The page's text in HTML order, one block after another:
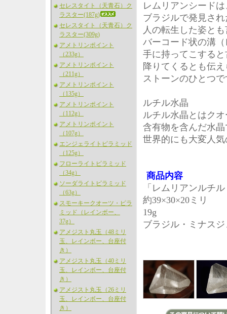
セレスタイト（天青石）ク
ラスター(187g)
セレスタイト（天青石）ク
ラスター(309g)
アメトリンポイント
（233g）
アメトリンポイント
（211g）
アメトリンポイント
（135g）
アメトリンポイント
（112g）
アメトリンポイント
（107g）
エンジェライトピラミッド
（125g）
フローライトピラミッド
（34g）
ソーダライトピラミッド
（63g）
スモーキークオーツ・ピラ
ミッド（レインボー、
37g）
アメジスト丸玉（48ミリ
玉、レインボー、台座付
き）
アメジスト丸玉（40ミリ
玉、レインボー、台座付
き）
アメジスト丸玉（26ミリ
玉、レインボー、台座付
き）
レムリアンシード
ブラジルで発見さ
人の転生した姿と
バーコード状の溝
手に持ってこする
降りてくるとも伝
ストーンのひとつで
ルチル水晶
ルチル水晶とはク
含有物を含んだ水
世界的にも大変人
商品内容
「レムリアンルチ
約39×30×20ミリ
19g
ブラジル・ミナス